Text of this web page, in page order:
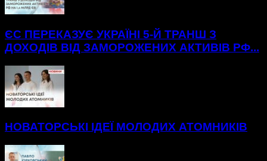
ЄС ПЕРЕКАЗУЄ УКРАЇНІ 5-Й ТРАНШ З
ДОХОДІВ ВІД ЗАМОРОЖЕНИХ АКТИВІВ РФ...
НОВАТОРСЬКІ ІДЕЇ МОЛОДИХ АТОМНИКІВ